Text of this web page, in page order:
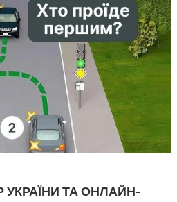
УКРАЇНИ ТА ОНЛАЙН-